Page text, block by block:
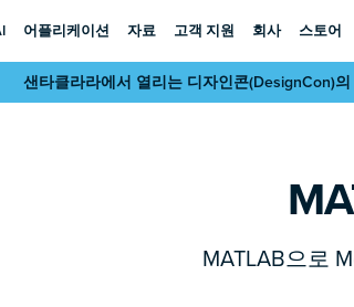
어플리케이션 자료 고객 지원 회사 스토어
샌타클라라에서 열리는 디자인콘(DesignCon)
MATLAB으로